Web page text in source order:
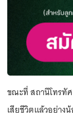
ขณะที่ สถานีโทรทั
เสียชีวิตแล้วอย่า